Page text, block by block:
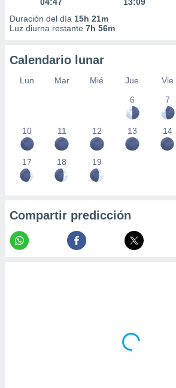
Duración del día 15h 21m
Luz diurna restante 7h 56m
Calendario lunar
Lun Mar Mié Jue Vie
6
7
10 11 12 13 14
17 18 19
Compartir predicción